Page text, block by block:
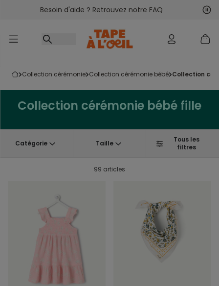
Accéder au contenu
Besoin d'aide ? Retrouvez notre FAQ
collection cérémonie collection cérémonie bébé collection
Collection cérémonie bébé fille
Catégorie Taille
Tous les
filtres
99 articles